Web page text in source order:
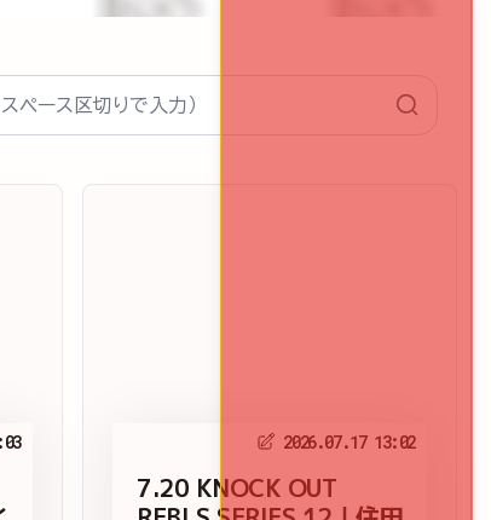
2026.07.17 13:02
7.20 KNOCK OUT